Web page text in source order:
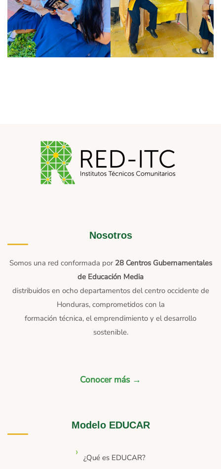
Nosotros
Somos una red conformada por 28 Centros Gubernamentales
de Educación Media
distribuidos en ocho departamentos del centro occidente de
Honduras, comprometidos con la
formación técnica, el emprendimiento y el desarrollo
sostenible.
Conocer más →
Modelo EDUCAR
¿Qué es EDUCAR?